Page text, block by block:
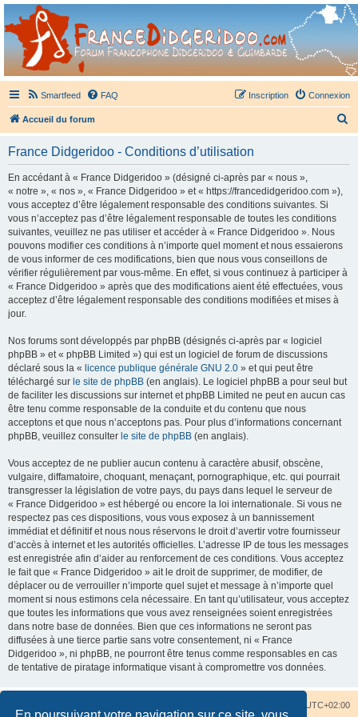
France Didgeridoo
Didgeridoo et Guimbarde sur France Didgeridoo - retrouvez la communauté.
Smartfeed FAQ Connexion
Inscription
Accueil du forum
France Didgeridoo - Conditions d’utilisation
En accédant à « France Didgeridoo » (désigné ci-après par « nous »,
« notre », « nos », « France Didgeridoo » et « https://francedidgeridoo.com »),
vous acceptez d’être légalement responsable des conditions suivantes. Si
vous n’acceptez pas d’être légalement responsable de toutes les conditions
suivantes, veuillez ne pas utiliser et accéder à « France Didgeridoo ». Nous
pouvons modifier ces conditions à n’importe quel moment et nous essaierons
de vous informer de ces modifications, bien que nous vous conseillons de
vérifier régulièrement par vous-même. En effet, si vous continuez à participer à
« France Didgeridoo » après que des modifications aient été effectuées, vous
acceptez d’être légalement responsable des conditions modifiées et mises à
jour.
Nos forums sont développés par phpBB (désignés ci-après par « logiciel
phpBB » et « phpBB Limited ») qui est un logiciel de forum de discussions
déclaré sous la « licence publique générale GNU 2.0 » et qui peut être
téléchargé sur le site de phpBB (en anglais). Le logiciel phpBB a pour seul but
de faciliter les discussions sur internet et phpBB Limited ne peut en aucun cas
être tenu comme responsable de la conduite et du contenu que nous
acceptons et que nous n’acceptons pas. Pour plus d’informations concernant
phpBB, veuillez consulter le site de phpBB (en anglais).
Vous acceptez de ne publier aucun contenu à caractère abusif, obscène,
vulgaire, diffamatoire, choquant, menaçant, pornographique, etc. qui pourrait
transgresser la législation de votre pays, du pays dans lequel le serveur de
« France Didgeridoo » est hébergé ou encore la loi internationale. Si vous ne
respectez pas ces dispositions, vous vous exposez à un bannissement
immédiat et définitif et nous nous réservons le droit d’avertir votre fournisseur
d’accès à internet et les autorités officielles. L’adresse IP de tous les messages
est enregistrée afin d’aider au renforcement de ces conditions. Vous acceptez
le fait que « France Didgeridoo » ait le droit de supprimer, de modifier, de
déplacer ou de verrouiller n’importe quel sujet et message à n’importe quel
moment si nous estimons cela nécessaire. En tant qu’utilisateur, vous acceptez
que toutes les informations que vous avez renseignées soient enregistrées
dans notre base de données. Bien que ces informations ne seront pas
diffusées à une tierce partie sans votre consentement, ni « France
Didgeridoo », ni phpBB, ne pourront être tenus comme responsables en cas
de tentative de piratage informatique visant à compromettre vos données.
UTC+02:00